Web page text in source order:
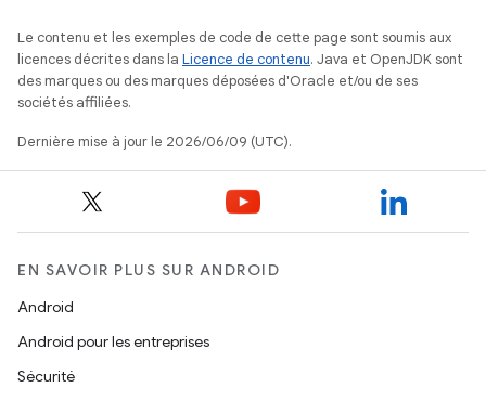
Le contenu et les exemples de code de cette page sont soumis aux
licences décrites dans la Licence de contenu. Java et OpenJDK sont
des marques ou des marques déposées d'Oracle et/ou de ses
sociétés affiliées.
Dernière mise à jour le 2026/06/09 (UTC).
EN SAVOIR PLUS SUR ANDROID
Android
Android pour les entreprises
Sécurité